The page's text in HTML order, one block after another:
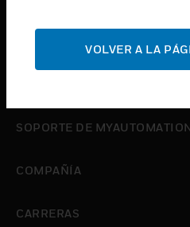
Cambiar vista
Cambiar vista
SOPORTE DE
COMPAÑÍA
CARRERAS
VOLVER A LA